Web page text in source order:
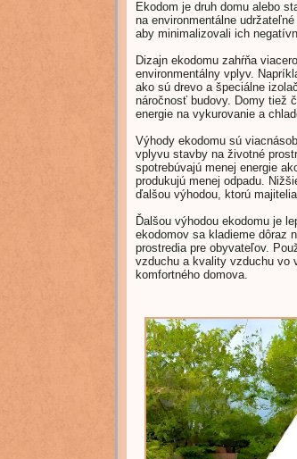
Ekodom je druh domu alebo
na environmentálne
aby minimalizovali ich
Dizajn ekodomu zahŕňa
environmentálny vplyv.
ako sú drevo a špeciálne
náročnosť budovy. Domy tiež
energie na vykurovanie a
Výhody ekodomu sú
vplyvu stavby na životné
spotrebúvajú menej energie
produkujú menej odpadu.
ďalšou výhodou, ktorú
Ďalšou výhodou ekodomu je
ekodomov sa kladieme dôraz
prostredia pre obyvateľov.
vzduchu a kvality vzduchu vo
komfortného domova.